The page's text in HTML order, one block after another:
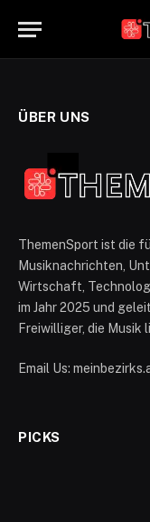
ÜBER UNS
ThemenSport ist die
Musiknachrichten,
Wirtschaft,
im Jahr 2025 und
Freiwilliger, die Musik
Email Us:
PICKS